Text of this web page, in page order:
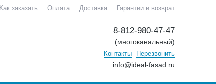
Как заказать Оплата Доставка Гарантии и возврат
8-812-980-47-47
(многоканальный)
Контакты Перезвонить
info@ideal-fasad.ru